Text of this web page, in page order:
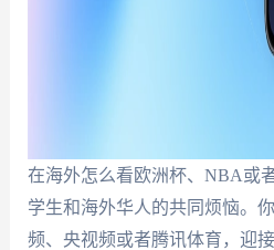
在海外怎么看欧洲杯、NBA或
学生和海外华人的共同烦恼。
频、央视频或者腾讯体育，迎